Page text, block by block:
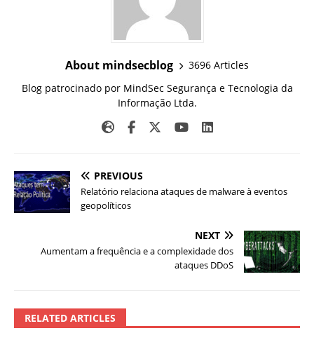
About mindsecblog
3696 Articles
Blog patrocinado por MindSec Segurança e Tecnologia da
Informação Ltda.
PREVIOUS
Relatório relaciona ataques de malware à eventos
geopolíticos
NEXT
Aumentam a frequência e a complexidade dos
ataques DDoS
RELATED ARTICLES